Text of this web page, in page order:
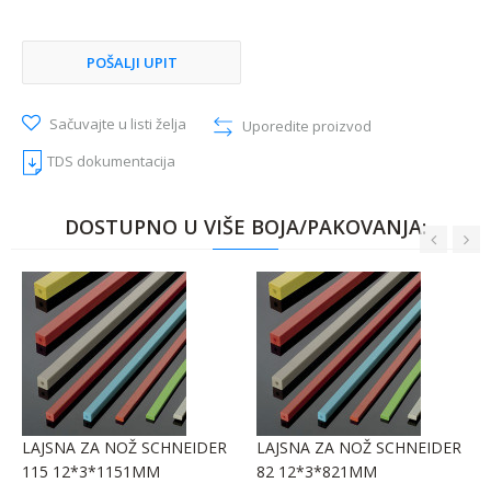
POŠALJI UPIT
Sačuvajte u listi želja
Uporedite proizvod
TDS dokumentacija
DOSTUPNO U VIŠE BOJA/PAKOVANJA:
LAJSNA ZA NOŽ SCHNEIDER
115 12*3*1151MM
LAJSNA ZA NOŽ SCHNEIDER
82 12*3*821MM